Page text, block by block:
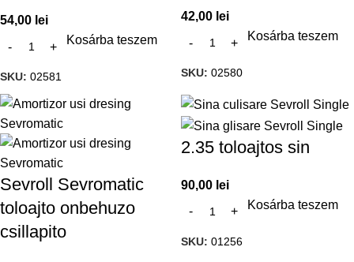
54,00 lei
Kosárba teszem
SKU: 02581
42,00 lei
Kosárba teszem
SKU: 02580
Sevroll Sevromatic
toloajto onbehuzo
csillapito
2.35 toloajtos sin
90,00 lei
Kosárba teszem
SKU: 01256